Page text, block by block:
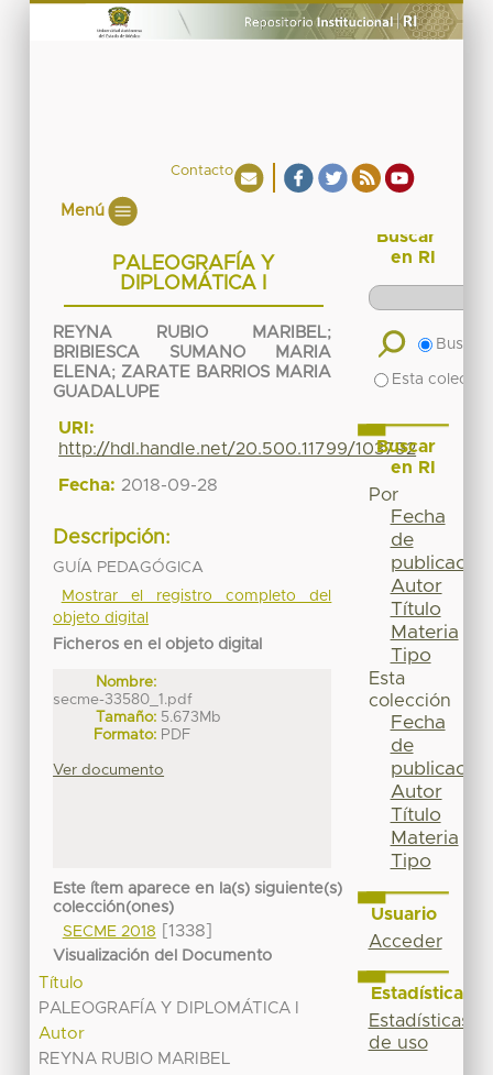
Contacto
Menú
PALEOGRAFÍA Y
DIPLOMÁTICA I
REYNA RUBIO MARIBEL;
BRIBIESCA SUMANO MARIA
ELENA; ZARATE BARRIOS MARIA
GUADALUPE
URI:
http://hdl.handle.net/20.500.11799/103792
Fecha: 2018-09-28
Descripción:
GUÍA PEDAGÓGICA
Mostrar el registro completo del
objeto digital
Ficheros en el objeto digital
Nombre:
secme-33580_1.pdf
Tamaño: 5.673Mb
Formato: PDF
Ver documento
Este ítem aparece en la(s) siguiente(s)
colección(ones)
SECME 2018
[1338]
Visualización del Documento
Título
PALEOGRAFÍA Y DIPLOMÁTICA I
Autor
REYNA RUBIO MARIBEL
Buscar
en RI
Buscar
Esta
Buscar
en RI
Por
Fecha
de
publicación
Autor
Título
Materia
Tipo
Esta
colección
Fecha
de
publicación
Autor
Título
Materia
Tipo
Usuario
Acceder
Estadísticas
Estadísticas
de uso